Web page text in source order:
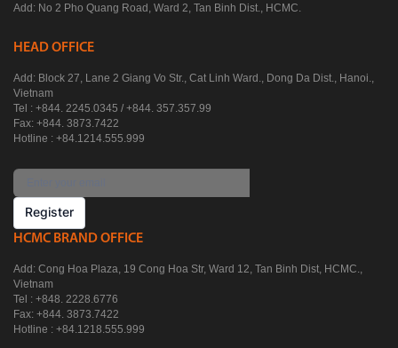
Add: No 2 Pho Quang Road, Ward 2, Tan Binh Dist., HCMC.
HEAD OFFICE
Add: Block 27, Lane 2 Giang Vo Str., Cat Linh Ward., Dong Da Dist., Hanoi.,
Vietnam
Tel : +844. 2245.0345 / +844. 357.357.99
Fax: +844. 3873.7422
Hotline : +84.1214.555.999
Register
HCMC BRAND OFFICE
Add: Cong Hoa Plaza, 19 Cong Hoa Str, Ward 12, Tan Binh Dist, HCMC.,
Vietnam
Tel : +848. 2228.6776
Fax: +844. 3873.7422
Hotline : +84.1218.555.999